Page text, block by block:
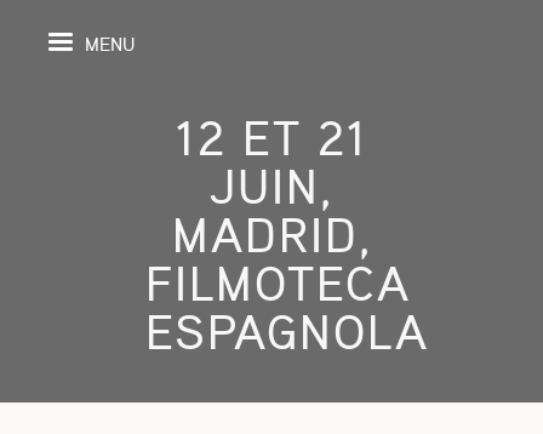
MENU
12 ET 21
JUIN,
MADRID,
FILMOTECA
ESPAGNOLA